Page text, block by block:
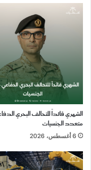
الشهري قائداً للتحالف البحري
متعدد الجنسيات
6 أغسطس، 2026